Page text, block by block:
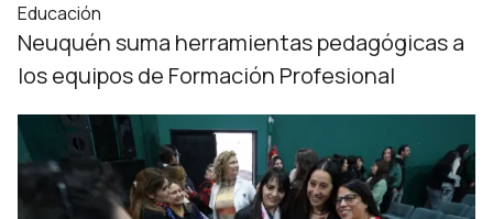
Educación
Neuquén suma herramientas pedagógicas a
los equipos de Formación Profesional